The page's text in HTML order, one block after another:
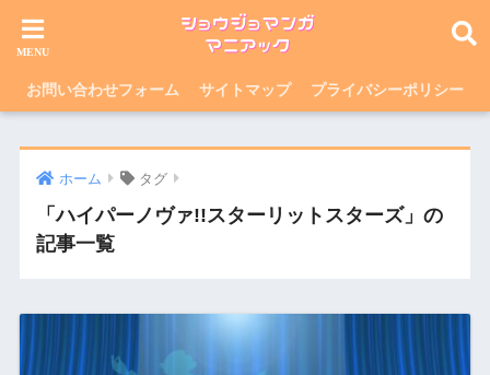
お問い合わせフォーム サイトマップ プライバシーポリシー
ホーム タグ
「ハイパーノヴァ!!スターリットスターズ」の
記事一覧